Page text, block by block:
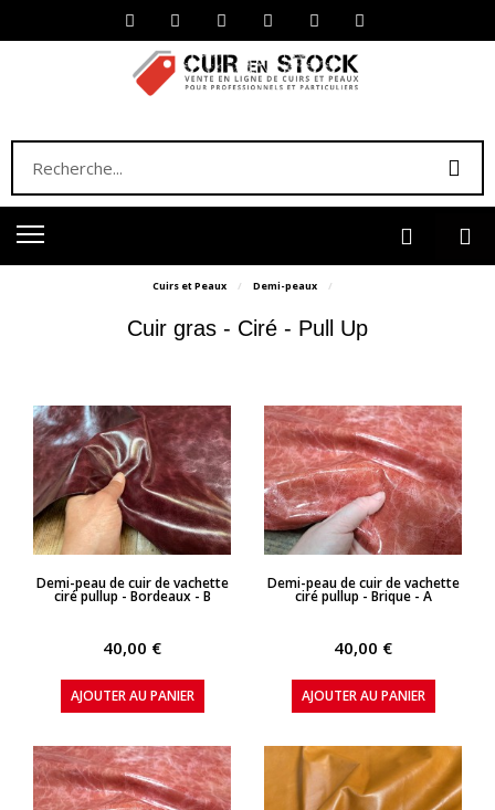
Cuirs et Peaux Demi-peaux
Cuir gras - Ciré - Pull Up
APERÇU RAPIDE
Demi-peau de cuir de vachette
ciré pullup - Bordeaux - B
40,00 €
AJOUTER AU PANIER
APERÇU RAPIDE
Demi-peau de cuir de vachette
ciré pullup - Brique - A
40,00 €
AJOUTER AU PANIER